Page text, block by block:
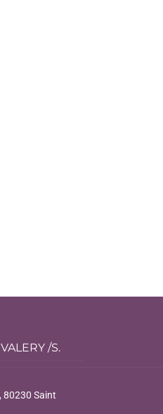
/S.
80230 Saint